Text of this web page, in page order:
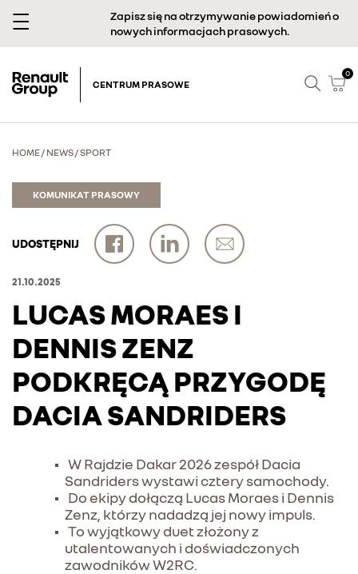
Zapisz się na otrzymywanie powiadomień o
nowych informacjach prasowych.
CENTRUM PRASOWE
0
HOME/ NEWS/SPORT
KOMUNIKAT PRASOWY
UDOSTĘPNIJ
21.10.2025
LUCAS MORAES I
DENNIS ZENZ
PODKRĘCĄ PRZYGODĘ
DACIA SANDRIDERS
W Rajdzie Dakar 2026 zespół Dacia
Sandriders wystawi cztery samochody.
Do ekipy dołączą Lucas Moraes i Dennis
Zenz, którzy nadadzą jej nowy impuls.
To wyjątkowy duet złożony z
utalentowanych i doświadczonych
zawodników W2RC.